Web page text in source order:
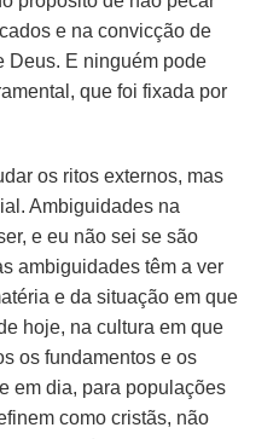
e na convicção de
Deus. E ninguém pode
que foi fixada por
os ritos externos, mas
Ambiguidades na
e eu não sei se são
ambiguidades têm a ver
e da situação em que
hoje, na cultura em que
os fundamentos e os
em dia, para populações
como cristãs, não